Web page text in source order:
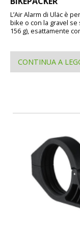
L’Air Alarm di Uläc è
bike o con la gravel
156 g), esattamente
CONTINUA A